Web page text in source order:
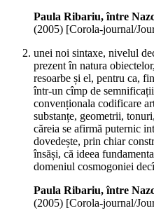
Paula Ribariu, între
(2005) [Corola-journal/
unei noi sintaxe, nivelul
prezent în natura
resoarbe și el, pentru ca,
într-un cîmp de
convenționala codificare
substanțe, geometrii,
căreia se afirmă puternic
dovedește, prin chiar
însăși, că ideea
domeniul cosmogoniei
Paula Ribariu, între
(2005) [Corola-journal/